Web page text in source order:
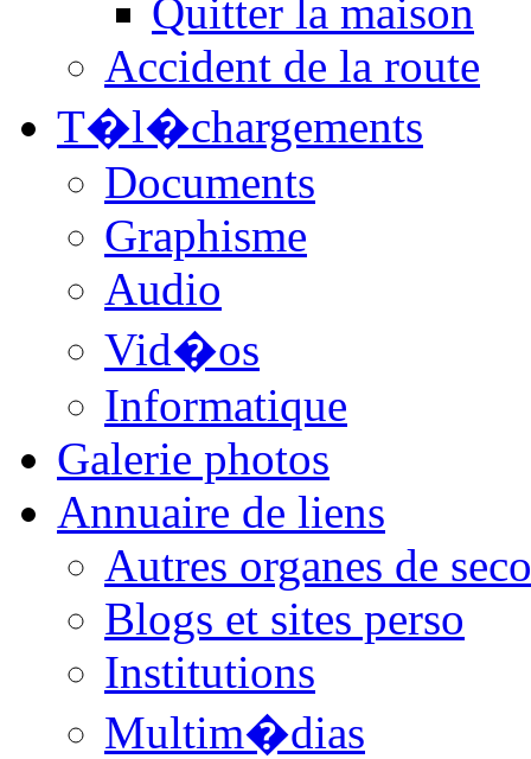
Quitter la maison
Accident de la route
T�l�chargements
Documents
Graphisme
Audio
Vid�os
Informatique
Galerie photos
Annuaire de liens
Autres organes de
Blogs et sites perso
Institutions
Multim�dias